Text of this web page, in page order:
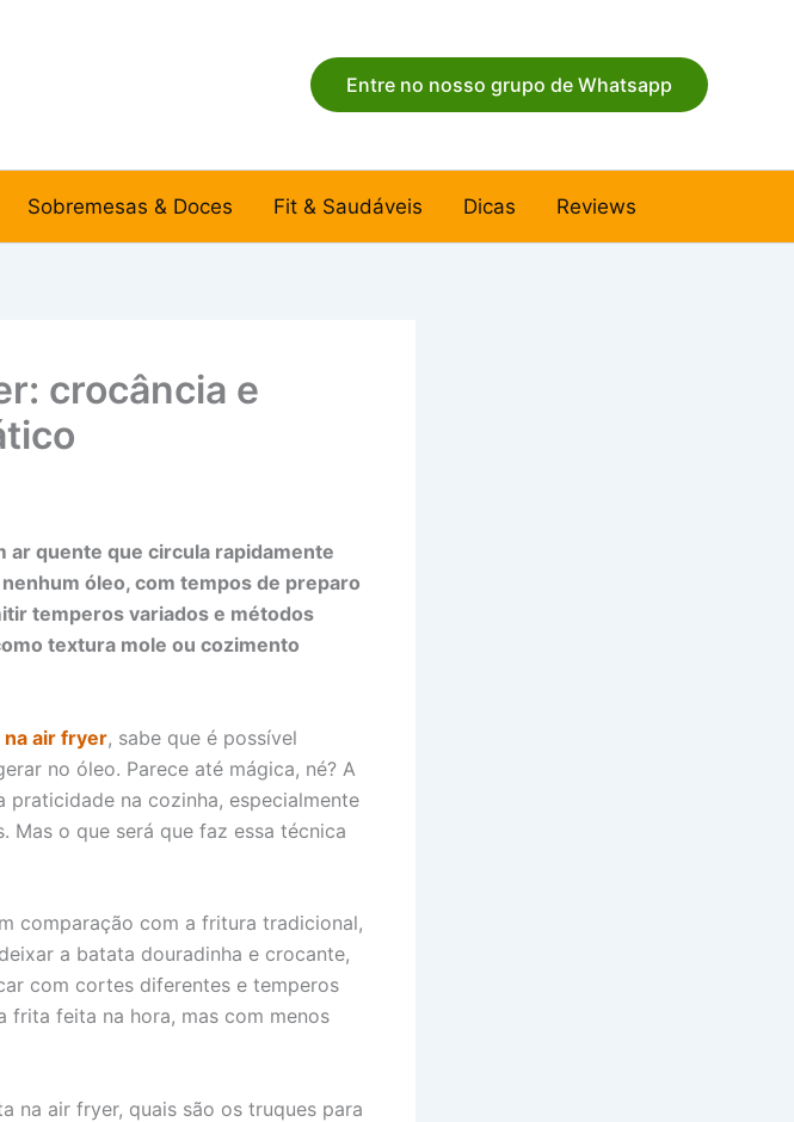
Entre no nosso grupo de Whatsapp
Sobremesas & Doces Fit & Saudáveis Dicas Reviews
crocância e
ar quente que circula rapidamente
óleo, com tempos de preparo
temperos variados e métodos
textura mole ou cozimento
air fryer, sabe que é possível
no óleo. Parece até mágica, né? A
na cozinha, especialmente
Mas o que será que faz essa técnica
comparação com a fritura tradicional,
a batata douradinha e crocante,
com cortes diferentes e temperos
frita feita na hora, mas com menos
na air fryer, quais são os truques para